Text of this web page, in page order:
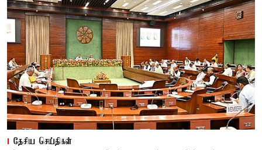
தேசிய செய்திகள்